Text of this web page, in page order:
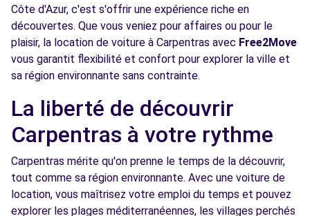
ROUTE DE GADAGNE
ST-SATURNIN-LES-AVIGNON, 84450
Voir l'agence
Côte d'Azur, c'est s'offrir une expérience riche en
découvertes. Que vous veniez pour affaires ou pour le
plaisir, la location de voiture à Carpentras avec Free2Move
vous garantit flexibilité et confort pour explorer la ville et
sa région environnante sans contrainte.
La liberté de découvrir
Carpentras à votre rythme
Carpentras mérite qu'on prenne le temps de la découvrir,
tout comme sa région environnante. Avec une voiture de
location, vous maîtrisez votre emploi du temps et pouvez
explorer les plages méditerranéennes, les villages perchés